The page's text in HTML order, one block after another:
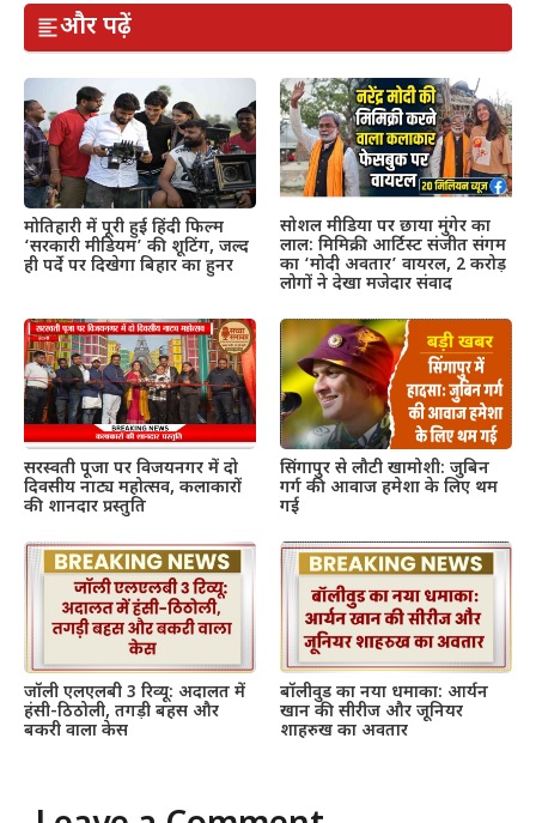
और पढ़ें
मोतिहारी में पूरी हुई हिंदी फिल्म
‘सरकारी मीडियम’ की शूटिंग, जल्द
ही पर्दे पर दिखेगा बिहार का हुनर
सोशल मीडिया पर छाया मुंगेर का
लाल: मिमिक्री आर्टिस्ट संजीत संगम
का ‘मोदी अवतार’ वायरल, 2 करोड़
लोगों ने देखा मजेदार संवाद
सरस्वती पूजा पर विजयनगर में दो
दिवसीय नाट्य महोत्सव, कलाकारों
की शानदार प्रस्तुति
सिंगापुर से लौटी खामोशी: जुबिन
गर्ग की आवाज हमेशा के लिए थम
गई
जॉली एलएलबी 3 रिव्यू: अदालत में
हंसी-ठिठोली, तगड़ी बहस और
बकरी वाला केस
बॉलीवुड का नया धमाका: आर्यन
खान की सीरीज और जूनियर
शाहरुख का अवतार